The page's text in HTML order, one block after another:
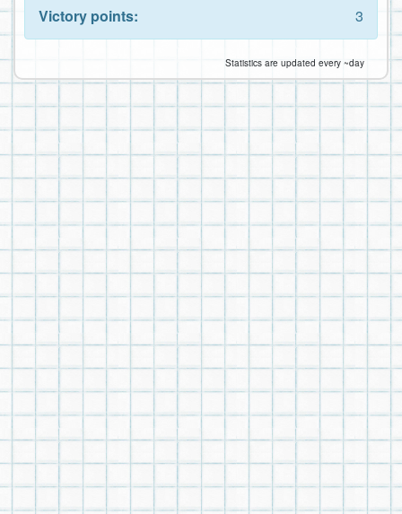
Victory points:
3
Statistics are updated every ~day